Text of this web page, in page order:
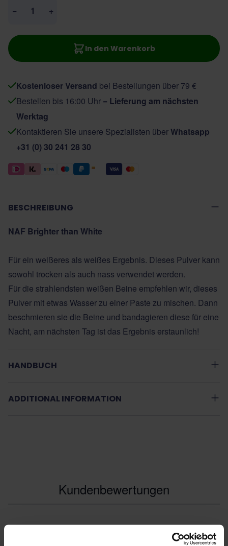
− +
In den Warenkorb
Kostenloser Versand bei Bestellungen über 79 €
Bestellen bis 16:00 Uhr = Lieferung am nächsten
Werktag
Kontaktieren Sie unsere Spezialisten überWhatsapp
+31 (0) 30 241 28 30
BESCHREIBUNG
NAF Brighter than White
Für ein weißeres als weißes Ergebnis. Dieses Pulver kann
sowohl trocken als auch nass verwendet werden.
Für die strahlendsten weißen Beine empfehlen wir, dieses
Pulver mit etwas Wasser zu einer Paste zu mischen. Dann
beschmieren sie die Beine und bandagieren diese für eine
Nacht, am nächsten Tag ist das Ergebnis erstaunlich!
HANDBUCH
ADDITIONAL INFORMATION
Kundenbewertungen